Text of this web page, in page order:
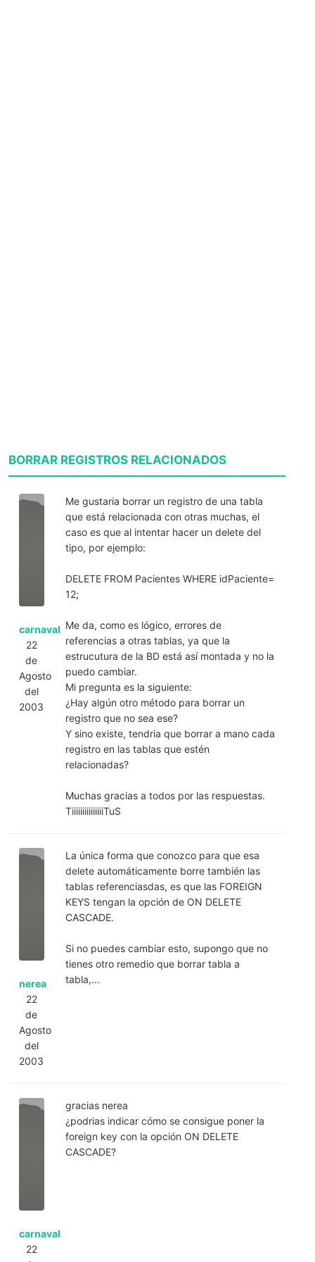
BORRAR REGISTROS RELACIONADOS
carnaval
22
de
Agosto
del
2003
Me gustaria borrar un registro de una tabla
que está relacionada con otras muchas, el
caso es que al intentar hacer un delete del
tipo, por ejemplo:
DELETE FROM Pacientes WHERE idPaciente=
12;
Me da, como es lógico, errores de
referencias a otras tablas, ya que la
estrucutura de la BD está así montada y no la
puedo cambiar.
Mi pregunta es la siguiente:
¿Hay algún otro método para borrar un
registro que no sea ese?
Y sino existe, tendria que borrar a mano cada
registro en las tablas que estén
relacionadas?
Muchas gracias a todos por las respuestas.
TiiiiiiiiiiiiiiiTuS
nerea
22
de
Agosto
del
2003
La única forma que conozco para que esa
delete automáticamente borre también las
tablas referenciasdas, es que las FOREIGN
KEYS tengan la opción de ON DELETE
CASCADE.
Si no puedes cambiar esto, supongo que no
tienes otro remedio que borrar tabla a
tabla,...
carnaval
22
gracias nerea
¿podrias indicar cómo se consigue poner la
foreign key con la opción ON DELETE
CASCADE?